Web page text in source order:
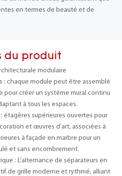
en termes de beauté et de
du produit
modulaire
: chaque module peut être assemblé
pour créer un système mural continu
à tous les espaces.
étagères supérieures ouvertes pour
et œuvres d’art, associées à
à façade en marbre pour un
et sans encombrement.
: L’alternance de séparateurs en
de grille moderne et rythmé, alliant